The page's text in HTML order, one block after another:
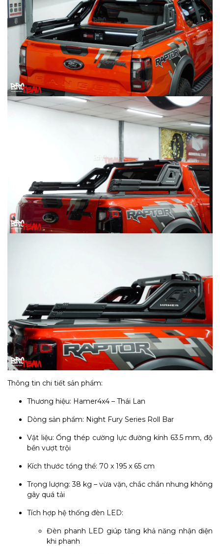
Thông tin chi tiết sản phẩm:
Thương hiệu: Hamer4x4 – Thái Lan
Dòng sản phẩm: Night Fury Series Roll Bar
Vật liệu: Ống thép cường lực đường kính 63.5 mm, độ
bền vượt trội
Kích thước tổng thể: 70 x 195 x 65 cm
Trọng lượng: 38 kg – vừa vặn, chắc chắn nhưng không
gây quá tải
Tích hợp hệ thống đèn LED:
Đèn phanh LED giúp tăng khả năng nhận diện
khi phanh